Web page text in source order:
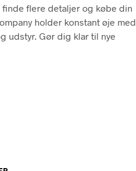
finde flere detaljer og købe din
holder konstant øje med
udstyr. Gør dig klar til nye